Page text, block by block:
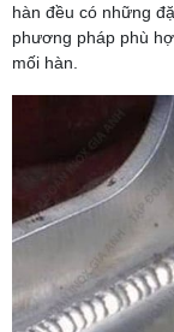
hàn đều có những
phương pháp phù
mối hàn.